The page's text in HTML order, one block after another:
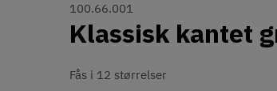
100.66.001
Klassisk kantet
Fås i 12 størrelser